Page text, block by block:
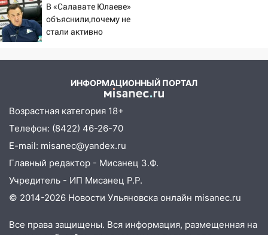
17:36
Прокуратура заставила
предприятие в Павловском районе
погасить долг за электричество
17:26 В парке «Прибрежный» девушка
На Ульяновскую область
надвигается опасная непогода: крупный
град и шквал до 25 м/с
16:00 На перекрёстке Гая,
Локомотивной и Варейкиса изменилась
схема движения
15:57
Мобильная поликлиника приедет
в сёла Новоспасского района:
дипломатам
В «Салавате Юлаеве»
объяснили,почему не
стали активно
ИНФОРМАЦИОННЫЙ ПОРТАЛ
Возрастная категория 18+
Телефон: (8422) 46-26-70
E-mail: misanec@yandex.ru
Главный редактор - Мисанец З.Ф.
Учредитель - ИП Мисанец Р.Р.
© 2014-2026 Новости Ульяновска онлайн misanec.ru
Все права защищены. Вся информация, размещенная на